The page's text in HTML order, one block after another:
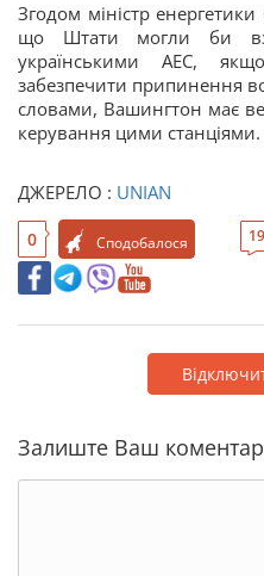
Згодом міністр
що Штати могли би
українськими АЕС,
забезпечити припинення
словами, Вашингтон має
керування цими станціями.
ДЖЕРЕЛО : UNIAN
0 Сподобалося
Залиште Ваш